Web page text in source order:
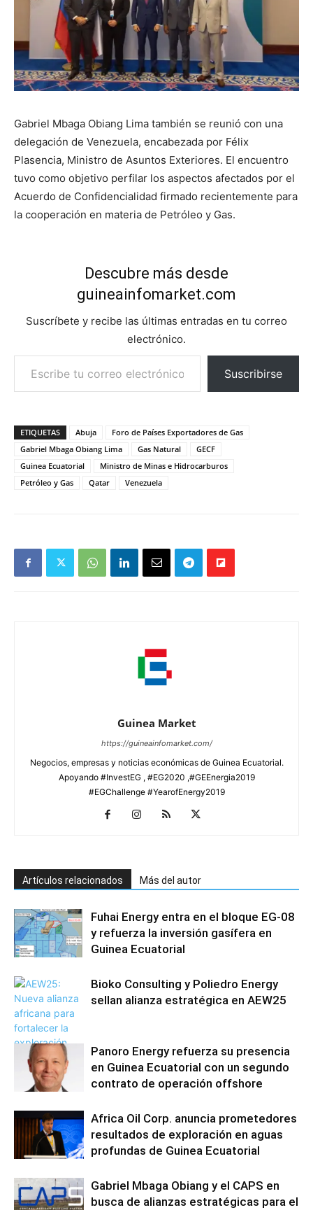
Gabriel Mbaga Obiang Lima también se reunió con una
delegación de Venezuela, encabezada por Félix
Plasencia, Ministro de Asuntos Exteriores. El encuentro
tuvo como objetivo perfilar los aspectos afectados por el
Acuerdo de Confidencialidad firmado recientemente para
la cooperación en materia de Petróleo y Gas.
Descubre más desde
guineainfomarket.com
Suscríbete y recibe las últimas entradas en tu correo
electrónico.
Escribe tu correo electrónico…
Suscribirse
ETIQUETAS Abuja
Foro de Países Exportadores de Gas
Gabriel Mbaga Obiang Lima
Gas Natural
GECF
Guinea Ecuatorial
Ministro de Minas e Hidrocarburos
Petróleo y Gas
Qatar Venezuela
Guinea Market
https://guineainfomarket.com/
Negocios, empresas y noticias económicas de Guinea Ecuatorial.
Apoyando #InvestEG , #EG2020 ,#GEEnergia2019
#EGChallenge #YearofEnergy2019
Artículos relacionados Más del autor
Fuhai Energy entra en el bloque EG-08
y refuerza la inversión gasífera en
Guinea Ecuatorial
Bioko Consulting y Poliedro Energy
sellan alianza estratégica en AEW25
Panoro Energy refuerza su presencia
en Guinea Ecuatorial con un segundo
contrato de operación offshore
Africa Oil Corp. anuncia prometedores
resultados de exploración en aguas
profundas de Guinea Ecuatorial
Gabriel Mbaga Obiang y el CAPS en
busca de alianzas estratégicas para el